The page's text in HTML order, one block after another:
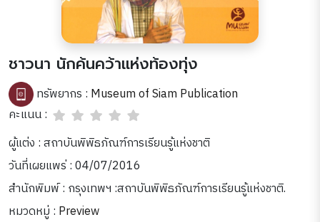
ชาวนา นักค้นคว้าแห่งท้องทุ่ง
ทรัพยากร : Museum of Siam Publication
คะแนน :
ผู้แต่ง : สถาบันพิพิธภัณฑ์การเรียนรู้แห่งชาติ
วันที่เผยแพร่ : 04/07/2016
สำนักพิมพ์ : กรุงเทพฯ :สถาบันพิพิธภัณฑ์การเรียนรู้แห่งชาติ.
หมวดหมู่ : Preview